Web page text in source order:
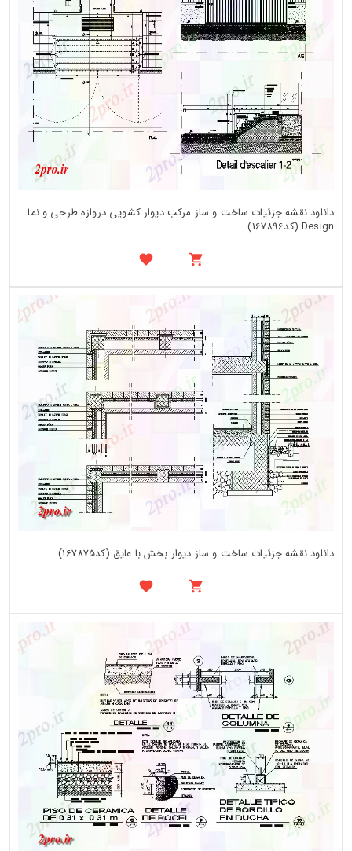
دانلود نقشه جزئیات ساخت و ساز مرکب دیوار کشویی دروازه طرحی و نما
Design (کد167896)
دانلود نقشه جزئیات ساخت و ساز دیوار بخش با عایق (کد167875)